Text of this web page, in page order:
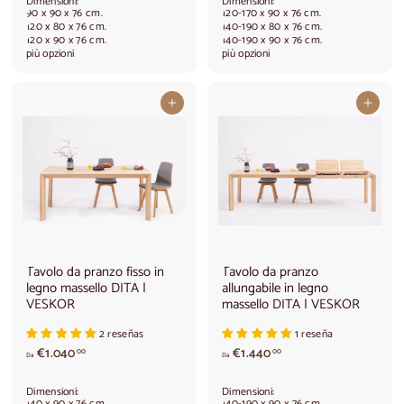
r
t
i
4
0
90 x 90 x 76 cm.
120 x 80 x 76 cm.
120 x 90 x 76 cm.
più opzioni
9
2
0
120-170 x 90 x 76 cm.
140-190 x 80 x 76 cm.
140-190 x 90 x 76 cm.
più opzioni
Aggiungi al carrello
Tavolo da pranzo fisso in
legno massello DITA |
VESKOR
2 reseñas
Da €1.04000A
Dimensioni:
Aggiungi al carrello
Tavolo da pranzo
allungabile in legno
massello DITA | VESKOR
1 reseña
Da €1.44000A
Dimensioni: